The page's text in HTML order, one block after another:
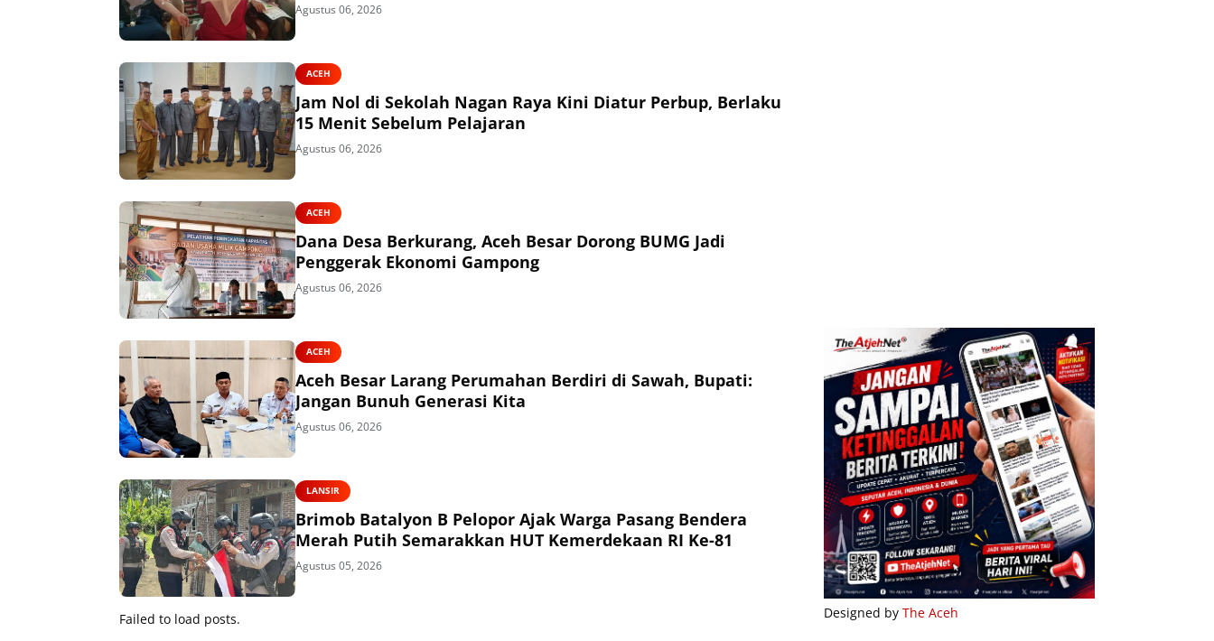
Agustus 06, 2026
ACEH
Jam Nol di Sekolah Nagan Raya Kini Diatur Perbup, Berlaku
15 Menit Sebelum Pelajaran
Agustus 06, 2026
ACEH
Dana Desa Berkurang, Aceh Besar Dorong BUMG Jadi
Penggerak Ekonomi Gampong
Agustus 06, 2026
ACEH
Aceh Besar Larang Perumahan Berdiri di Sawah, Bupati:
Jangan Bunuh Generasi Kita
Agustus 06, 2026
LANSIR
Brimob Batalyon B Pelopor Ajak Warga Pasang Bendera
Merah Putih Semarakkan HUT Kemerdekaan RI Ke-81
Agustus 05, 2026
Failed to load posts. Designed by The Aceh